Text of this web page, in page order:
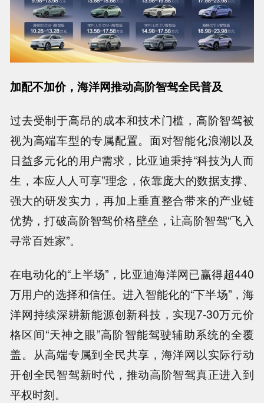
加配不加价，海洋网推动高阶智驾全民普及
过去受制于高昂的成本和技术门槛，高阶智驾被
视为高端车型的专属配置。面对智能化浪潮以及
日益多元化的用户需求，比亚迪秉持“科技为人而
生，本应人人可享”理念，依靠庞大的数据支撑、
强大的研发实力，再加上垂直整合带来的产业链
优势，打破高阶智驾价格壁垒，让高阶智驾“飞入
寻常百姓家”。
在电动化的“上半场”，比亚迪海洋网已赢得超440
万用户的选择和信任。进入智能化的“下半场”，海
洋网持续深耕新能源创新科技，实现7-30万元价
格区间“天神之眼”高阶智能驾驶辅助系统的全覆
盖。从高端专属到全民共享，海洋网以实际行动
开创全民智驾新时代，推动高阶智驾真正进入到
平权时刻。